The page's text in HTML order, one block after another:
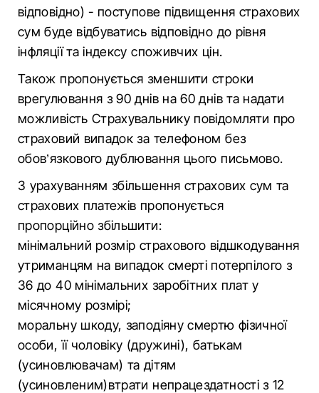
відповідно) - поступове підвищення страхових
сум буде відбуватись відповідно до рівня
інфляції та індексу споживчих цін.
Також пропонується зменшити строки
врегулювання з 90 днів на 60 днів та надати
можливість Страхувальнику повідомляти про
страховий випадок за телефоном без
обов’язкового дублювання цього письмово.
З урахуванням збільшення страхових сум та
страхових платежів пропонується
пропорційно збільшити:
мінімальний розмір страхового відшкодування
утриманцям на випадок смерті потерпілого з
36 до 40 мінімальних заробітних плат у
місячному розмірі;
моральну шкоду, заподіяну смертю фізичної
особи, її чоловіку (дружині), батькам
(усиновлювачам) та дітям
(усиновленим)втрати непрацездатності з 12